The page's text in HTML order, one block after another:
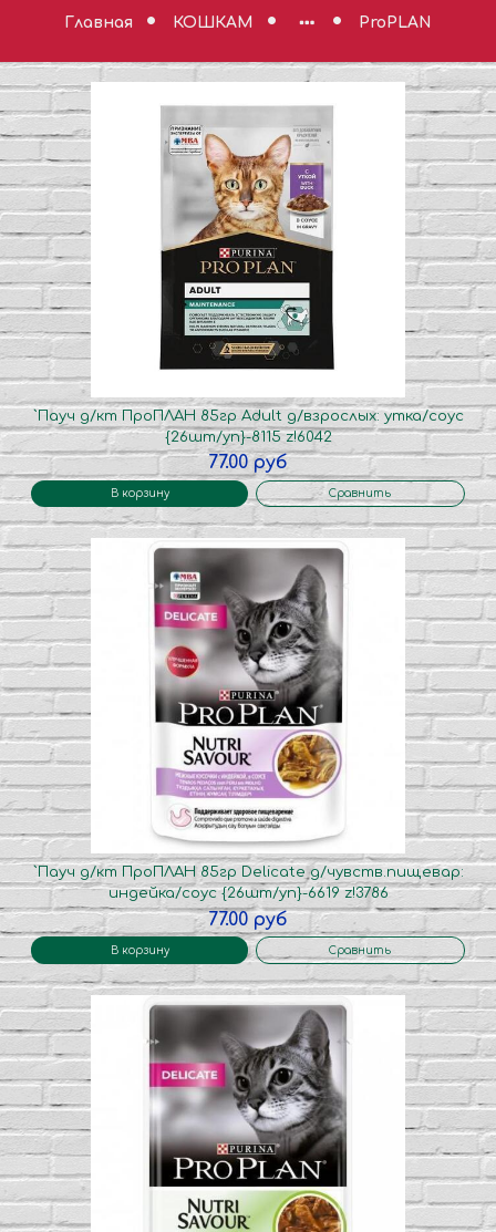
Главная КОШКАМ ProPLAN
`Пауч д/кт ПроПЛАН 85гр Adult д/взрослых: утка/соус
{26шт/уп}-8115 z!6042
77.00 руб
В корзину Сравнить
`Пауч д/кт ПроПЛАН 85гр Delicate д/чувств.пищевар:
индейка/соус {26шт/уп}-6619 z!3786
77.00 руб
В корзину Сравнить